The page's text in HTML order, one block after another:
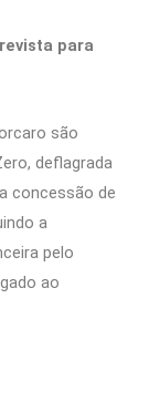
para
são
deflagrada
concessão de
a
pelo
ao